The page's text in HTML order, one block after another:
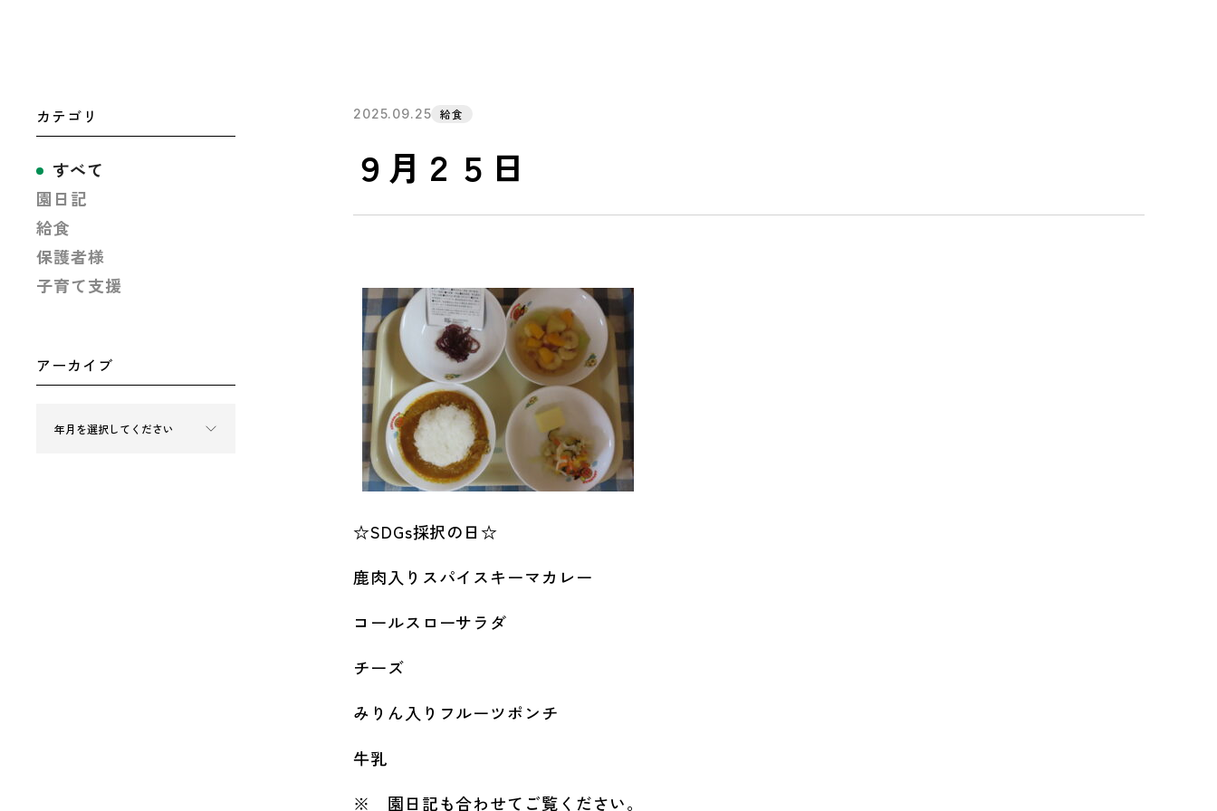
2025.09.25 給食
９月２５日
☆SDGs採択の日☆
鹿肉入りスパイスキーマカレー
コールスローサラダ
チーズ
みりん入りフルーツポンチ
牛乳
※ 園日記も合わせてご覧ください。
カテゴリ
すべて
園日記
給食
保護者様
子育て支援
アーカイブ